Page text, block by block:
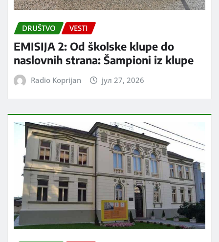
DRUŠTVO VESTI
EMISIJA 2: Od školske klupe do
naslovnih strana: Šampioni iz klupe
Radio Koprijan јул 27, 2026